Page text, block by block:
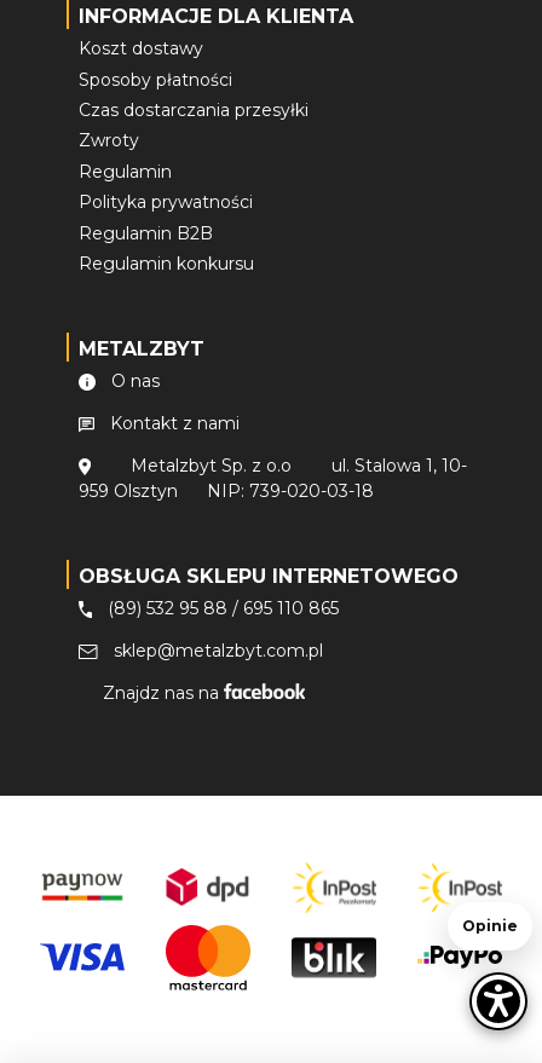
INFORMACJE DLA KLIENTA
Koszt dostawy
Sposoby płatności
Czas dostarczania przesyłki
Zwroty
Regulamin
Polityka prywatności
Regulamin B2B
Regulamin konkursu
METALZBYT
O nas
Kontakt z nami
Metalzbyt Sp. z o.o
ul. Stalowa 1, 10-
959 Olsztyn
NIP: 739-020-03-18
OBSŁUGA SKLEPU INTERNETOWEGO
(89) 532 95 88 / 695 110 865
sklep@metalzbyt.com.pl
Znajdz nas na
Opinie